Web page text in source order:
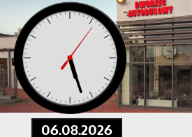
06.08.2026